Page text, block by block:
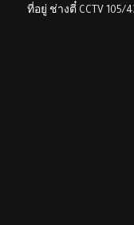
ที่อยู่ ช่างตี๋ CCTV